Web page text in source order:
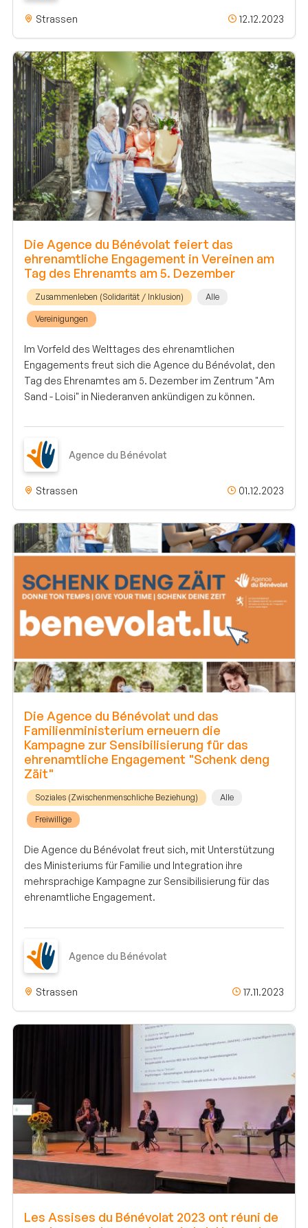
Strassen 12.12.2023
Die Agence du Bénévolat feiert das
ehrenamtliche Engagement in Vereinen am
Tag des Ehrenamts am 5. Dezember
Zusammenleben (Solidarität / Inklusion) Alle
Vereinigungen
Im Vorfeld des Welttages des ehrenamtlichen
Engagements freut sich die Agence du Bénévolat, den
Tag des Ehrenamtes am 5. Dezember im Zentrum "Am
Sand - Loisi" in Niederanven ankündigen zu können.
Agence du Bénévolat
Strassen 01.12.2023
Die Agence du Bénévolat und das
Familienministerium erneuern die
Kampagne zur Sensibilisierung für das
ehrenamtliche Engagement "Schenk deng
Zäit"
Soziales (Zwischenmenschliche Beziehung) Alle
Freiwillige
Die Agence du Bénévolat freut sich, mit Unterstützung
des Ministeriums für Familie und Integration ihre
mehrsprachige Kampagne zur Sensibilisierung für das
ehrenamtliche Engagement.
Agence du Bénévolat
Strassen 17.11.2023
Les Assises du Bénévolat 2023 ont réuni de